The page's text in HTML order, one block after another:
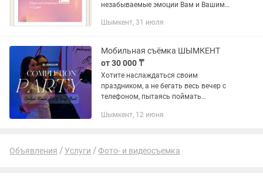
незабываемые эмоции Вам и Вашим
реставрация фотографий и слайд шоу
Шымкент, 31 июля
Мобильная съёмка ШЫМКЕНТ
от 30 000 ₸
Хотите наслаждаться своим
праздником, а не бегать весь вечер с
телефоном, пытаясь поймать
Создам эстетичный, душевный и живой
Шымкент, 12 июня
Объявления Услуги Фото- и видеосъемка